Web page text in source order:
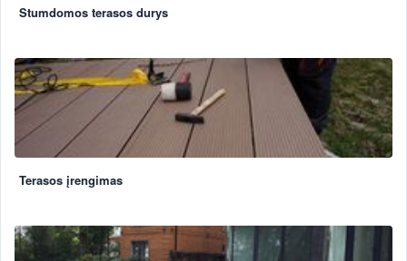
Stumdomos terasos durys
Terasos įrengimas